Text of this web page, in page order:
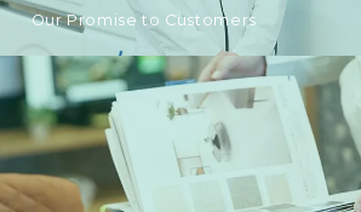
Our Promise to Customers